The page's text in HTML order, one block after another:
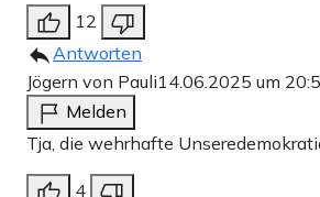
12
Antworten
Jögern von Pauli14.06.2025 um
Melden
Tja, die wehrhafte
4